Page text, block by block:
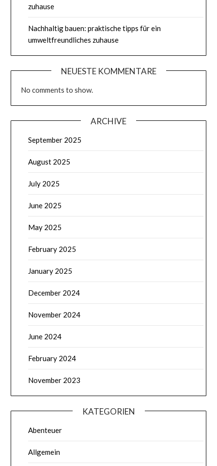
zuhause
Nachhaltig bauen: praktische tipps für ein
umweltfreundliches zuhause
NEUESTE KOMMENTARE
No comments to show.
ARCHIVE
September 2025
August 2025
July 2025
June 2025
May 2025
February 2025
January 2025
December 2024
November 2024
June 2024
February 2024
November 2023
KATEGORIEN
Abenteuer
Allgemein